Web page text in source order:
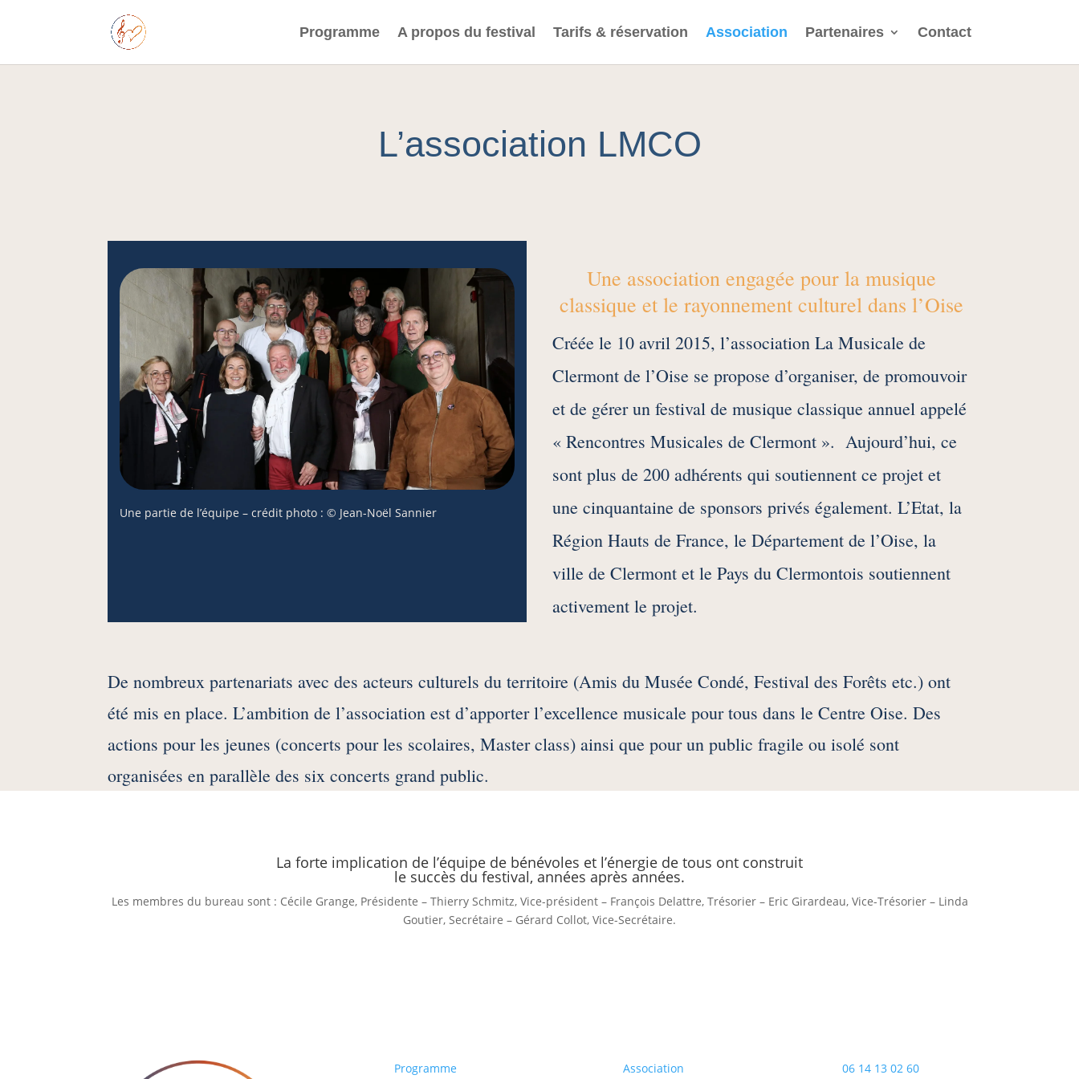
Programme A propos du festival Tarifs & réservation Association Partenaires Contact
L’association LMCO
Une partie de l’équipe – crédit photo : © Jean-Noël Sannier
Une association engagée pour la musique
classique et le rayonnement culturel dans l’Oise
Créée le 10 avril 2015, l’association La Musicale de
Clermont de l’Oise se propose d’organiser, de promouvoir
et de gérer un festival de musique classique annuel appelé
« Rencontres Musicales de Clermont ». Aujourd’hui, ce
sont plus de 200 adhérents qui soutiennent ce projet et
une cinquantaine de sponsors privés également. L’Etat, la
Région Hauts de France, le Département de l’Oise, la
ville de Clermont et le Pays du Clermontois soutiennent
activement le projet.
De nombreux partenariats avec des acteurs culturels du territoire (Amis du Musée Condé, Festival des Forêts etc.) ont
été mis en place. L’ambition de l’association est d’apporter l’excellence musicale pour tous dans le Centre Oise. Des
actions pour les jeunes (concerts pour les scolaires, Master class) ainsi que pour un public fragile ou isolé sont
organisées en parallèle des six concerts grand public.
La forte implication de l’équipe de bénévoles et l’énergie de tous ont construit
le succès du festival, années après années.
Les membres du bureau sont : Cécile Grange, Présidente – Thierry Schmitz, Vice-président – François Delattre, Trésorier – Eric Girardeau, Vice-Trésorier – Linda
Goutier, Secrétaire – Gérard Collot, Vice-Secrétaire.
Programme Association 06 14 13 02 60